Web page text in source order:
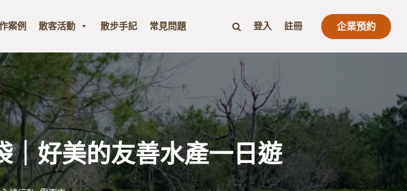
案例 散客活動 散步手記 常見問題 登入 註冊 企業預約
｜好美的友善水產一日遊